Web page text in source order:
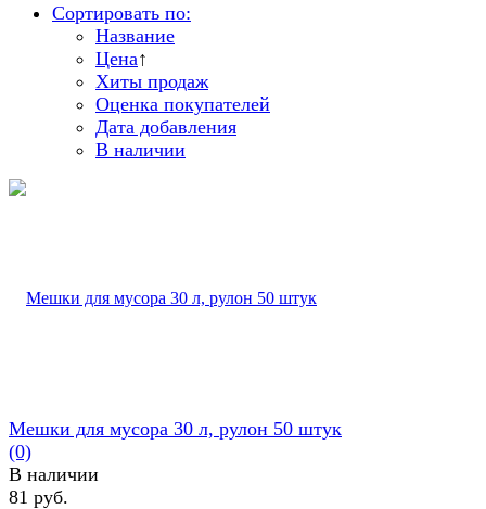
Сортировать по:
Название
Цена↑
Хиты продаж
Оценка покупателей
Дата добавления
В наличии
Мешки для мусора 30 л, рулон 50 штук
(0)
В наличии
81 руб.